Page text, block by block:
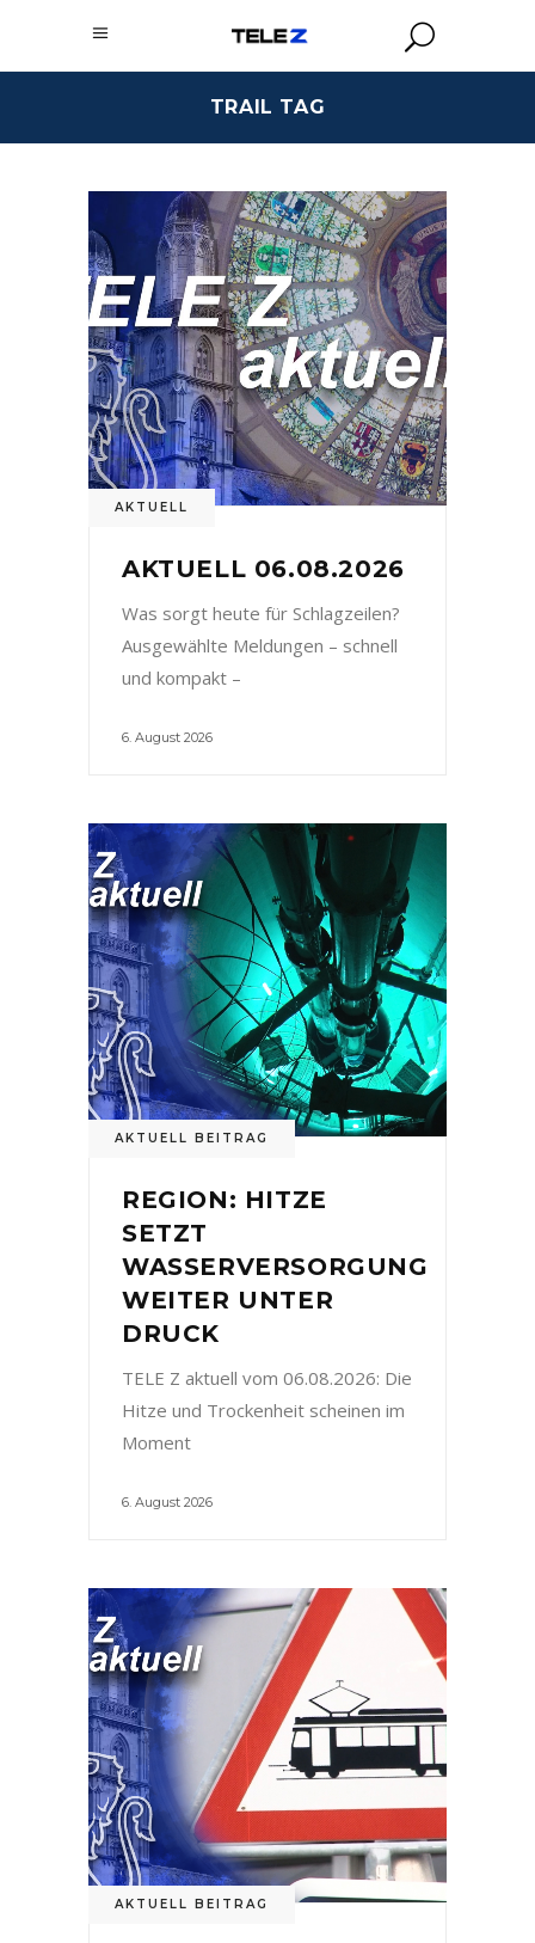
TRAIL TAG
AKTUELL
AKTUELL 06.08.2026
Was sorgt heute für Schlagzeilen?
Ausgewählte Meldungen – schnell
und kompakt –
6. August 2026
AKTUELL BEITRAG
REGION: HITZE
SETZT
WASSERVERSORGUNG
WEITER UNTER
DRUCK
TELE Z aktuell vom 06.08.2026: Die
Hitze und Trockenheit scheinen im
Moment
6. August 2026
AKTUELL BEITRAG